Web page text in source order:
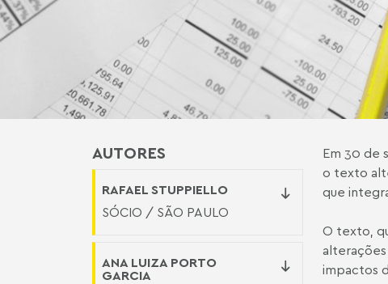
AUTORES
RAFAEL STUPPIELLO
SÓCIO / SÃO PAULO
ANA LUIZA PORTO
GARCIA
Em 30 de
o texto
que
O texto,
alterações
impactos